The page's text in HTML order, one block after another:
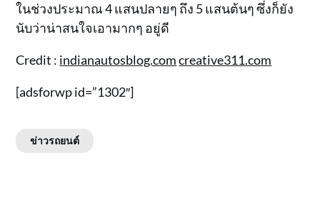
ในช่วงประมาณ 4 แสนปลายๆ ถึง 5 แสนต้นๆ ซึ่งก็ยัง
นับว่าน่าสนใจเอามากๆ อยู่ดี
Credit : indianautosblog.com creative311.com
[adsforwp id=”1302″]
ข่าวรถยนต์